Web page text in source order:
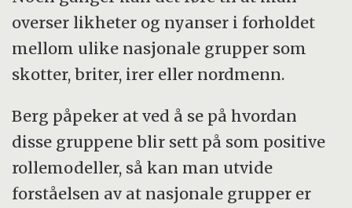
overser likheter og nyanser i forholdet
mellom ulike nasjonale grupper som
skotter, briter, irer eller nordmenn.
Berg påpeker at ved å se på hvordan
disse gruppene blir sett på som positive
rollemodeller, så kan man utvide
forståelsen av at nasjonale grupper er